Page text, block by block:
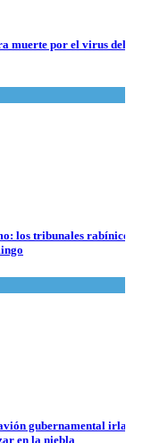
los tribunales rabínicos se
gubernamental irlandés
muerte por el virus del Nilo
los tribunales rabínicos se
gubernamental irlandés
en la niebla